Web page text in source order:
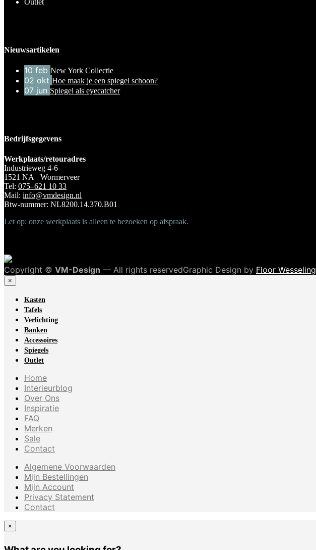
Nieuwsartikelen
10 feb New York Collectie
02 okt Hoe maak je een spiegel schoon?
07 jun Spiegel als eyecatcher
Bedrijfsgegevens
Werkplaats/retouradres
Industrieweg 4-6
1521 NA Wormerveer
Tel: 075–621 10 33
Mail: info@vmdesign.nl
Btw-nummer: NL8200.14.370.B01
Let op: onze werkplaats is alleen te bezoeken op afspraak.
Copyright © VM-Design — All rights reservedGraphic Design by Floor Wesseling
×
Kasten
Tafels
Verlichting
Banken
Accessoires
Spiegels
Outlet
Home
Interieurblog
Over Ons
Inspiratie
FAQ
Merken
Sale
Contact
Algemene Voorwaarden
Mijn Bestellingen
Mijn Account
Privacy Statement
Contact
×